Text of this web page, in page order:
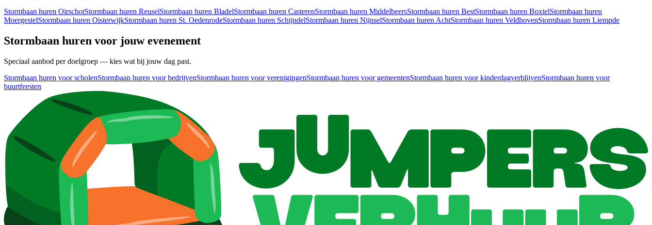
Stormbaan huren OirschotStormbaan huren ReuselStormbaan huren BladelStormbaan huren CasterenStormbaan huren MiddelbeersStormbaan huren BestStormbaan huren BoxtelStormbaan huren
MoergestelStormbaan huren OisterwijkStormbaan huren St. OedenrodeStormbaan huren SchijndelStormbaan huren NijnselStormbaan huren AchtStormbaan huren VeldhovenStormbaan huren Liempde
Stormbaan huren voor jouw evenement
Speciaal aanbod per doelgroep — kies wat bij jouw dag past.
Stormbaan huren voorscholenStormbaan huren voorbedrijvenStormbaan huren voorverenigingenStormbaan huren voor gemeentenStormbaan huren voorkinderdagverblijvenStormbaan huren voor
buurtfeesten